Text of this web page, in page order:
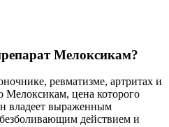
Мелоксикам?
ревматизме, артритах и
Мелоксикам, цена которого
владеет выраженным
действием и